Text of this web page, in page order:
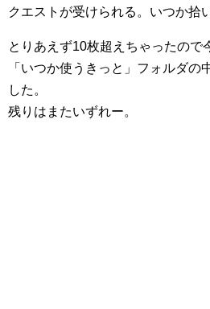
クエストが受けられる。いつか拾
とりあえず10枚超えちゃったので
「いつか使うきっと」フォルダの
した。
残りはまたいずれー。